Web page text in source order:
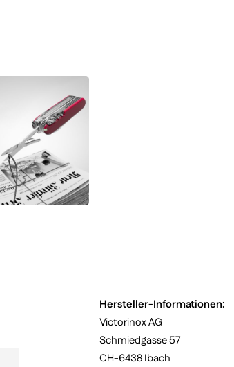
Hersteller-Informationen:
Victorinox AG
Schmiedgasse 57
CH-6438 Ibach